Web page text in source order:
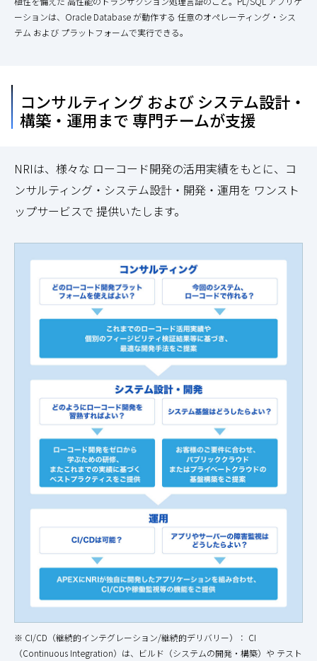
ーションは、Oracle Database が動作する 任意のオペレーティング・シス
テム および プラットフォームで実行できる。
コンサルティング および システム設計・
構築・運用まで 専門チームが支援
NRIは、様々な ローコード開発の活用実績をもとに、コ
ンサルティング・システム設計・開発・運用を ワンスト
ップサービスで 提供いたします。
※ CI/CD（継続的インテグレーション/継続的デリバリー）： CI
（Continuous Integration）は、ビルド（システムの開発・構築）や テスト